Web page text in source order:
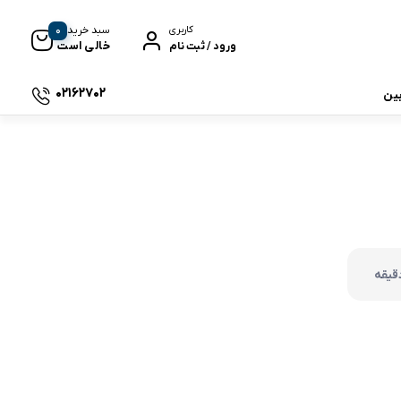
کاربری
ورود / ثبت نام
سبد خرید
خالی است
0
02162702